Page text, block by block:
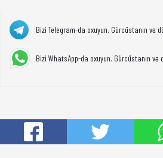
Bizi Telegram-da oxuyun. Gürcüstanın və
Bizi WhatsApp-da oxuyun. Gürcüstanın və